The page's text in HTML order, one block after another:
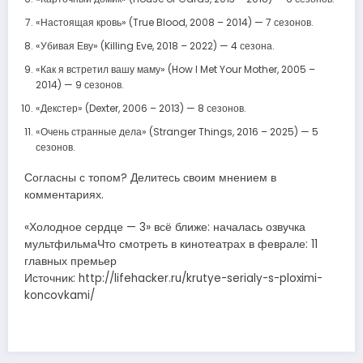
«Настоящая кровь» (True Blood, 2008 – 2014) — 7 сезонов.
«Убивая Еву» (Killing Eve, 2018 – 2022) — 4 сезона.
«Как я встретил вашу маму» (How I Met Your Mother, 2005 –
2014) — 9 сезонов.
«Декстер» (Dexter, 2006 – 2013) — 8 сезонов.
«Очень странные дела» (Stranger Things, 2016 – 2025) — 5
сезонов.
Согласны с топом? Делитесь своим мнением в
комментариях.
«Холодное сердце — 3» всё ближе: началась озвучка
мультфильмаЧто смотреть в кинотеатрах в феврале: 11
главных премьер
Источник: http://lifehacker.ru/krutye-serialy-s-ploximi-
koncovkami/